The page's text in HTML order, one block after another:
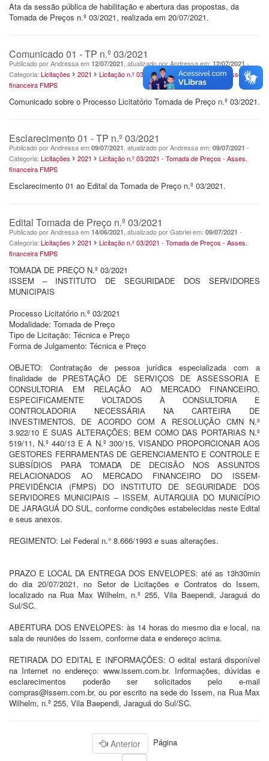
Ata da sessão pública de habilitação e abertura das propostas, da
Tomada de Preços n.º 03/2021, realizada em 20/07/2021.
Comunicado 01 - TP n.º 03/2021
Publicado por Andressa em 12/07/2021 , atualizado por Andressa em: 12/07/2021 -
Categoria: Licitações 2021
Licitação n.º 03/2021 - Tomada de Preços - Asses.
financeira FMPS
Comunicado sobre o Processo Licitatório Tomada de Preço n.º 03/2021.
Esclarecimento 01 - TP n.º 03/2021
Publicado por Andressa em 09/07/2021 , atualizado por Andressa em: 09/07/2021 -
Categoria: Licitações 2021
Licitação n.º 03/2021 - Tomada de Preços - Asses.
financeira FMPS
Esclarecimento 01 ao Edital da Tomada de Preço n.º 03/2021.
Edital Tomada de Preço n.º 03/2021
Publicado por Andressa em 14/06/2021 , atualizado por Gabriel em: 09/07/2021 -
Categoria: Licitações 2021
Licitação n.º 03/2021 - Tomada de Preços - Asses.
financeira FMPS
TOMADA DE PREÇO N.º 03/2021
ISSEM – INSTITUTO DE SEGURIDADE DOS SERVIDORES
MUNICIPAIS
Processo Licitatório n.º 03/2021
Modalidade: Tomada de Preço
Tipo de Licitação: Técnica e Preço
Forma de Julgamento: Técnica e Preço
OBJETO: Contratação de pessoa jurídica especializada com a
finalidade de PRESTAÇÃO DE SERVIÇOS DE ASSESSORIA E
CONSULTORIA EM RELAÇÃO AO MERCADO FINANCEIRO,
ESPECIFICAMENTE VOLTADOS À CONSULTORIA E
CONTROLADORIA NECESSÁRIA NA CARTEIRA DE
INVESTIMENTOS, DE ACORDO COM A RESOLUÇÃO CMN N.º
3.922/10 E SUAS ALTERAÇÕES; BEM COMO DAS PORTARIAS N.º
519/11, N.º 440/13 E A N.º 300/15, VISANDO PROPORCIONAR AOS
GESTORES FERRAMENTAS DE GERENCIAMENTO E CONTROLE E
SUBSÍDIOS PARA TOMADA DE DECISÃO NOS ASSUNTOS
RELACIONADOS AO MERCADO FINANCEIRO DO ISSEM-
PREVIDÊNCIA (FMPS) DO INSTITUTO DE SEGURIDADE DOS
SERVIDORES MUNICIPAIS – ISSEM, AUTARQUIA DO MUNICÍPIO
DE JARAGUÁ DO SUL, conforme condições estabelecidas neste Edital
e seus anexos.
REGIMENTO: Lei Federal n.° 8.666/1993 e suas alterações.
PRAZO E LOCAL DA ENTREGA DOS ENVELOPES: até as 13h30min
do dia 20/07/2021, no Setor de Licitações e Contratos do Issem,
localizado na Rua Max Wilhelm, n.º 255, Vila Baependi, Jaraguá do
Sul/SC.
ABERTURA DOS ENVELOPES: às 14 horas do mesmo dia e local, na
sala de reuniões do Issem, conforme data e endereço acima.
RETIRADA DO EDITAL E INFORMAÇÕES: O edital estará disponível
na Internet no endereço: www.issem.com.br. Informações, dúvidas e
esclarecimentos poderão ser solicitados pelo e-mail
compras@issem.com.br, ou por escrito na sede do Issem, na Rua Max
Wilhelm, n.º 255, Vila Baependi, Jaraguá do Sul/SC.
Anterior Página